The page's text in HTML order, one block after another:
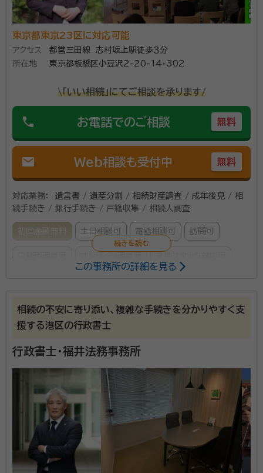
東京都東京23区に対応可能
アクセス
都営三田線 志村坂上駅徒歩３分
所在地
東京都板橋区小豆沢2-20-14-302
\「いい相続」にてご相談を承ります/
phone お電話でのご相談 無料
mail Web相談も受付中 無料
対応業務：
遺言書 / 遺産分割 / 相続財産調査 / 成年後見 / 相
続手続き / 銀行手続き / 戸籍収集 / 相続人調査
初回面談無料 土日相談可 電話相談可 訪問可
中田 多惠子（なかだ たえこ）
行政書士、CFP®、就活カウンセラ
ー２級
ＣＦＰの資格を取得。年間1,000人ほどのお客様からのご相談をお受けし
ていました。 お問合せの中で、特に相続の手続きは書類のやり取りで苦
悲しむ暇もなく手続きで四苦八苦している姿を目の当たりにして、相続は
生前にきちんと対策しておくのが大切だと痛感。 私自身、かつての父親の
相続手続きで苦労した記憶も重なり、相続の分野で人の役に立たいたい
という想いから、相続の専門家になるため行政書士を目指すことに。 板
橋区で行政書士中田多惠子事務所を開業
【相談無料】土日、オンラインでの対応も可能です（要ご
ルプランナー）資格を持つ行政書士が相続手続きをお手
伝いいたします。 大切なご家族を亡くし、悲しみに浸る
間もなく次から次へとやることに追われてしまう相続手
続き。 私自身が家族を亡くした時に体験したこと、ま
た、証券会社勤務時代に手続きでお困りの方の相談に
資格等：行政書士、CFP®、就活カウンセラー２級
所属団体： 東京都行政書士会、日本ファイナンシャルプランナーズ協
この事務所の詳細を見る
相続の不安に寄り添い、複雑な手続きを分かりやすく支
援する港区の行政書士
行政書士・福井法務事務所